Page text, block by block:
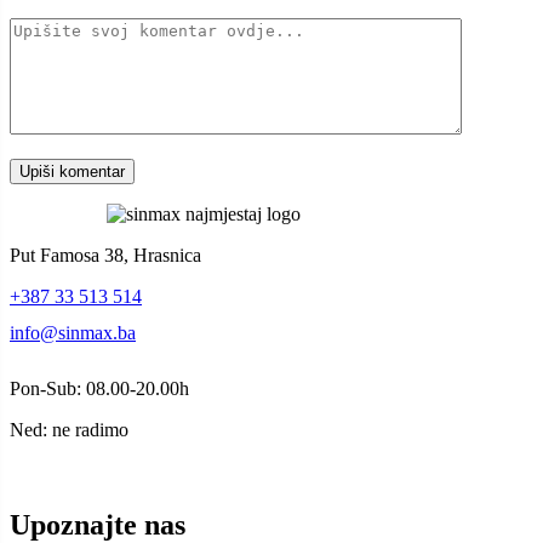
Put Famosa 38, Hrasnica
+387 33 513 514
info@sinmax.ba
Pon-Sub: 08.00-20.00h
Ned: ne radimo
Upoznajte nas